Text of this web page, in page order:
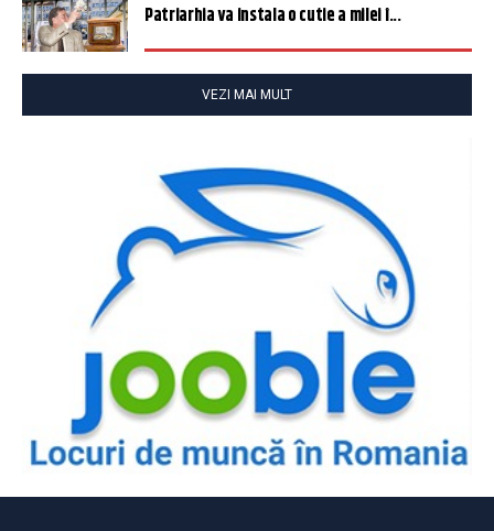
Patriarhia va instala o cutie a milei î...
VEZI MAI MULT